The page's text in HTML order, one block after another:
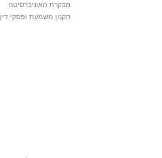
מבקרת האוניברסיטה
תקנון משמעת ופסקי דין